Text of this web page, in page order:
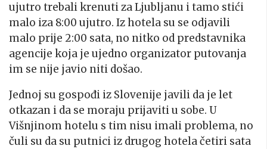
ujutro trebali krenuti za Ljubljanu i tamo stići
malo iza 8:00 ujutro. Iz hotela su se odjavili
malo prije 2:00 sata, no nitko od predstavnika
agencije koja je ujedno organizator putovanja
im se nije javio niti došao.
Jednoj su gospođi iz Slovenije javili da je let
otkazan i da se moraju prijaviti u sobe. U
Višnjinom hotelu s tim nisu imali problema, no
čuli su da su putnici iz drugog hotela četiri sata